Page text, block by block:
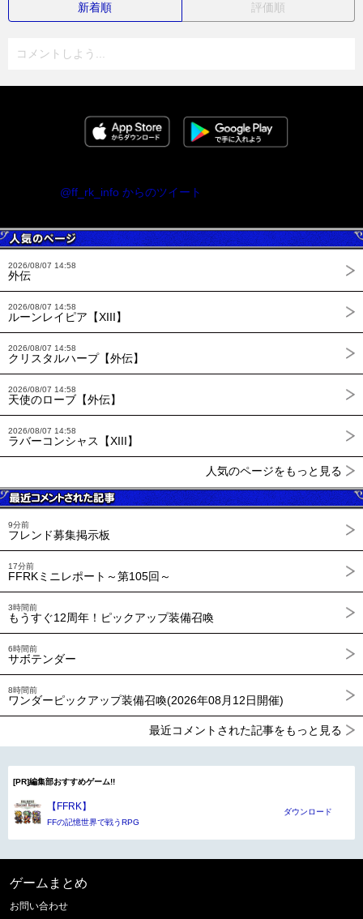
新着順 評価順
コメントしよう...
@ff_rk_info からのツイート
2026/08/07 14:58
外伝
2026/08/07 14:58
ルーンレイピア【XIII】
2026/08/07 14:58
クリスタルハープ【外伝】
2026/08/07 14:58
天使のローブ【外伝】
2026/08/07 14:58
ラバーコンシャス【XIII】
人気のページをもっと見る
9分前
フレンド募集掲示板
17分前
FFRKミニレポート～第105回～
3時間前
もうすぐ12周年！ピックアップ装備召喚
6時間前
サボテンダー
8時間前
ワンダーピックアップ装備召喚(2026年08月12日開催)
最近コメントされた記事をもっと見る
[PR]編集部おすすめゲーム!!
【FFRK】
FFの記憶世界で戦うRPG
ダウンロード
ゲームまとめ
お問い合わせ